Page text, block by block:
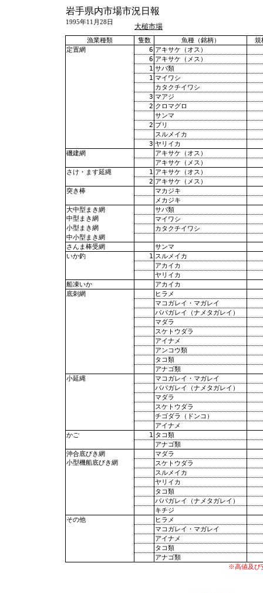
岩手県内市場市況日報
1995年11月28日
大槌市場
漁業種類 隻数 魚種（銘柄）
規
定置網
6 アキサケ（オス）
6 アキサケ（メス）
1 サバ類
1 マイワシ
カタクチイワシ
3 マアジ
2 クロマグロ
サンマ
2 ブリ
スルメイカ
3 ヤリイカ
磯建網
アキサケ（オス）
アキサケ（メス）
さけ・ます延縄 1 アキサケ（オス）
2 アキサケ（メス）
突き棒
マカジキ
メカジキ
大中型まき網 サバ類
中型まき網 マイワシ
小型まき網 カタクチイワシ
中小型まき網
さんま棒受網
サンマ
いか釣 1 スルメイカ
アカイカ
ヤリイカ
船凍いか アカイカ
底刺網
ヒラメ
マコガレイ・マガレイ
ババガレイ（ナメタガレイ）
マダラ
スケトウダラ
アイナメ
アンコウ類
タコ類
アナゴ類
小延縄
マコガレイ・マガレイ
ババガレイ（ナメタガレイ）
マダラ
スケトウダラ
チゴダラ（ドンコ）
アイナメ
かご 1 タコ類
アナゴ類
沖合底びき網 マダラ
小型機船底びき網
スケトウダラ
スルメイカ
ヤリイカ
タコ類
ババガレイ（ナメタガレイ）
キチジ
その他
ヒラメ
マコガレイ・マガレイ
アイナメ
タコ類
アナゴ類
※高値及び